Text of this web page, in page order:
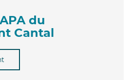
du
Cantal